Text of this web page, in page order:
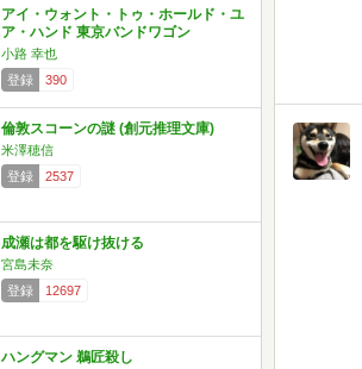
アイ・ウォント・トゥ・ホールド・ユ
ア・ハンド 東京バンドワゴン
小路 幸也
登録
390
倫敦スコーンの謎 (創元推理文庫)
米澤穂信
登録
2537
成瀬は都を駆け抜ける
宮島未奈
登録
12697
ハングマン 鵜匠殺し